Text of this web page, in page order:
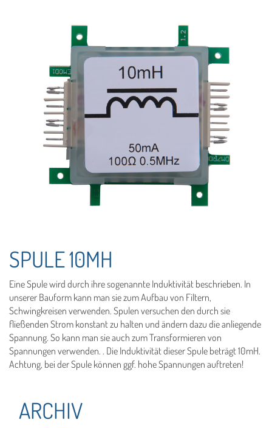
SPULE 10MH
Eine Spule wird durch ihre sogenannte Induktivität beschrieben. In
unserer Bauform kann man sie zum Aufbau von Filtern,
Schwingkreisen verwenden. Spulen versuchen den durch sie
fließenden Strom konstant zu halten und ändern dazu die anliegende
Spannung. So kann man sie auch zum Transformieren von
Spannungen verwenden. . Die Induktivität dieser Spule beträgt 10mH.
Achtung, bei der Spule können ggf. hohe Spannungen auftreten!
ARCHIV